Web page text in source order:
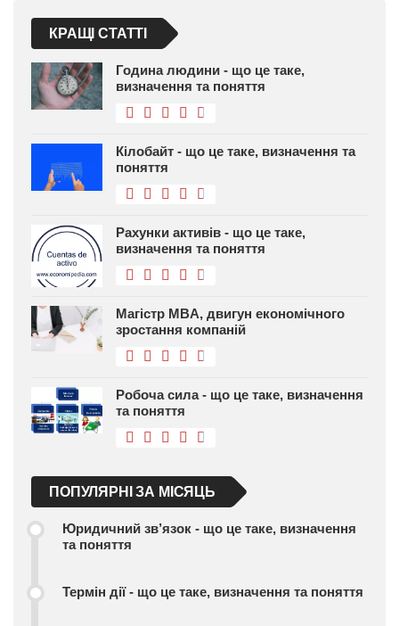
КРАЩІ СТАТТІ
Година людини - що це таке,
визначення та поняття
Кілобайт - що це таке, визначення та
поняття
Рахунки активів - що це таке,
визначення та поняття
Магістр MBA, двигун економічного
зростання компаній
Робоча сила - що це таке, визначення
та поняття
ПОПУЛЯРНІ ЗА МІСЯЦЬ
Юридичний зв’язок - що це таке, визначення
та поняття
Термін дії - що це таке, визначення та поняття